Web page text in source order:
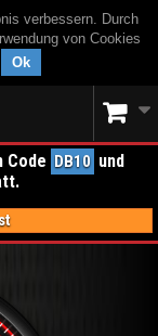
verbessern. Durch
von Cookies
Ok
Code DB10 und